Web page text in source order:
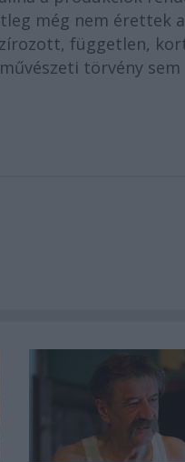
még nem érettek
független,
törvény